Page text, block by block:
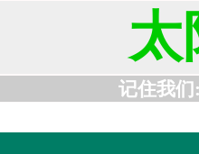
太
记住我们